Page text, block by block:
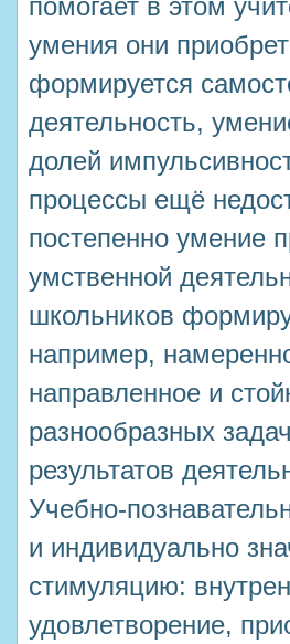
помогает в этом
умения они
формируется
деятельность,
долей
процессы ещё
постепенно умение
умственной
школьников
например,
направленное и
разнообразных
результатов
Учебно-
и индивидуально
стимуляцию:
удовлетворение,